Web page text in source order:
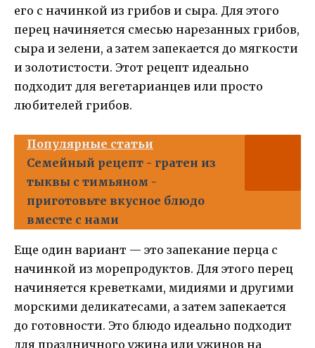
его с начинкой из грибов и сыра. Для этого
перец начиняется смесью нарезанных грибов,
сыра и зелени, а затем запекается до мягкости
и золотистости. Этот рецепт идеально
подходит для вегетарианцев или просто
любителей грибов.
Популярные статьи
Семейный рецепт - гратен из
тыквы с тимьяном -
приготовьте вкусное блюдо
вместе с нами
Еще один вариант — это запекание перца с
начинкой из морепродуктов. Для этого перец
начиняется креветками, мидиями и другими
морскими деликатесами, а затем запекается
до готовности. Это блюдо идеально подходит
для праздничного ужина или ужинов на